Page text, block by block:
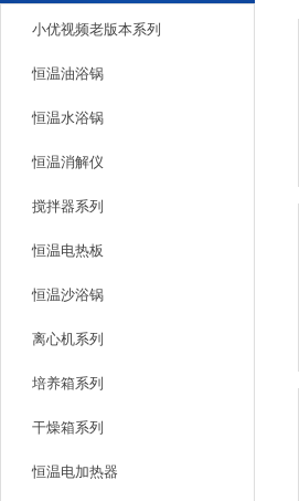
小优视频老版本系列
恒温油浴锅
恒温水浴锅
恒温消解仪
搅拌器系列
恒温电热板
恒温沙浴锅
离心机系列
培养箱系列
干燥箱系列
恒温电加热器